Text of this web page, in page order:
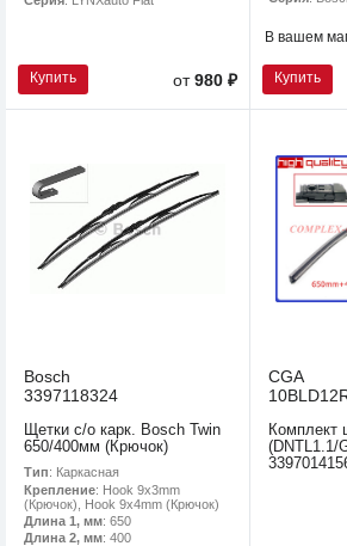
Купить от980 ₽
В вашем
Купить
Bosch
3397118324
Щетки с/о карк. Bosch Twin
650/400мм (Крючок)
Тип: Каркасная
Крепление: Hook 9x3mm
(Крючок), Hook 9x4mm (Крючок)
Длина 1, мм: 650
Длина 2, мм: 400
CGA
Комплект
(DNTL1.1/